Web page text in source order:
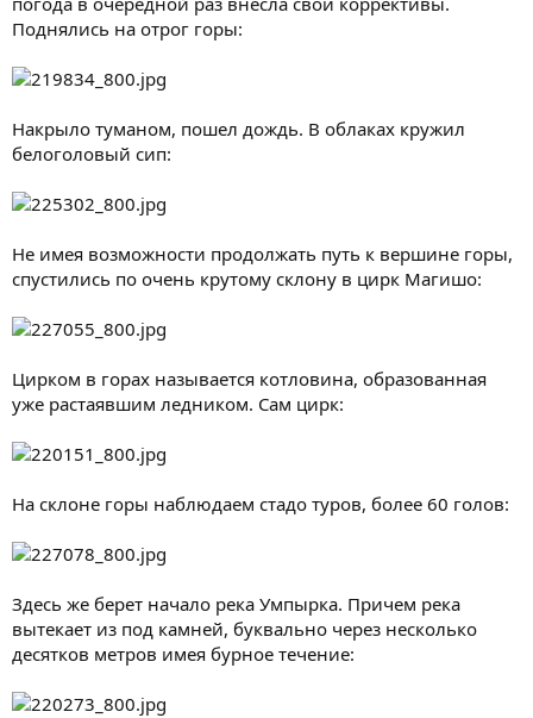
Поднялись на отрог горы:
Накрыло туманом, пошел дождь. В облаках кружил
белоголовый сип:
Не имея возможности продолжать путь к вершине горы,
спустились по очень крутому склону в цирк Магишо:
Цирком в горах называется котловина, образованная
уже растаявшим ледником. Сам цирк:
На склоне горы наблюдаем стадо туров, более 60 голов:
Здесь же берет начало река Умпырка. Причем река
вытекает из под камней, буквально через несколько
десятков метров имея бурное течение: